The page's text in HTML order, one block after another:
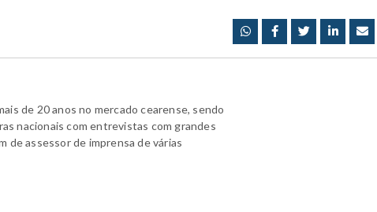
de 20 anos no mercado cearense, sendo
nacionais com entrevistas com grandes
de assessor de imprensa de várias